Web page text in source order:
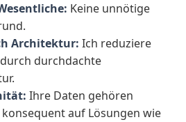
Keine unnötige
Architektur: Ich reduziere
durchdachte
Ihre Daten gehören
auf Lösungen wie